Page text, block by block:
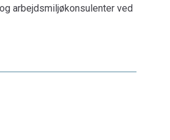
arbejdsmiljøkonsulenter ved